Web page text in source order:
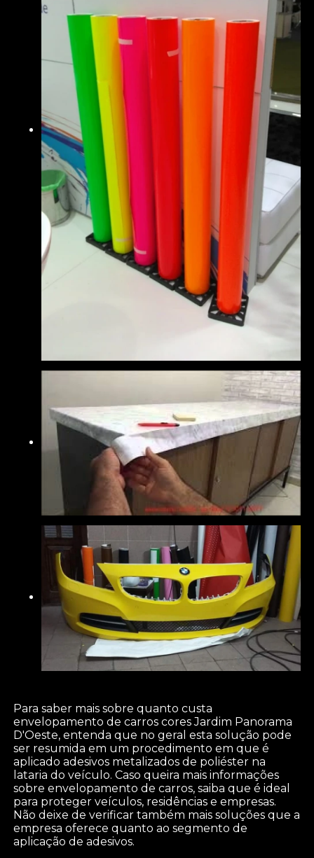
Para saber mais sobre quanto custa
envelopamento de carros cores Jardim Panorama
D'Oeste, entenda que no geral esta solução pode
ser resumida em um procedimento em que é
aplicado adesivos metalizados de poliéster na
lataria do veículo. Caso queira mais informações
sobre envelopamento de carros, saiba que é ideal
para proteger veículos, residências e empresas.
Não deixe de verificar também mais soluções que a
empresa oferece quanto ao segmento de
aplicação de adesivos.